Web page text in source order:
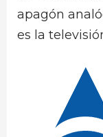
apagón
es la